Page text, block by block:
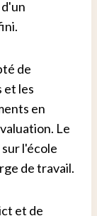
de
et les
en
Le
l'école
de travail.
et de